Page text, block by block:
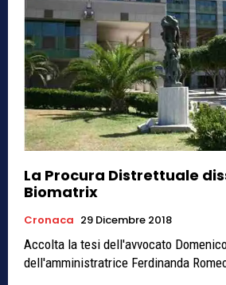
La Procura Distrettuale
Biomatrix
Cronaca 29 Dicembre 2018
Accolta la tesi dell'avvocato
dell'amministratrice Ferdinanda